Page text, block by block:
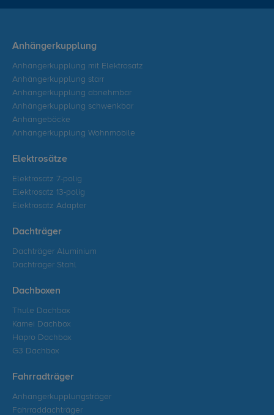
Anhängerkupplung
Anhängerkupplung mit Elektrosatz
Anhängerkupplung starr
Anhängerkupplung abnehmbar
Anhängerkupplung schwenkbar
Anhängeböcke
Anhängerkupplung Wohnmobile
Elektrosätze
Elektrosatz 7-polig
Elektrosatz 13-polig
Elektrosatz Adapter
Dachträger
Dachträger Aluminium
Dachträger Stahl
Dachboxen
Thule Dachbox
Kamei Dachbox
Hapro Dachbox
G3 Dachbox
Fahrradträger
Anhängerkupplungsträger
Fahrraddachträger